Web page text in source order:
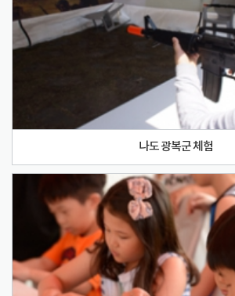
나도 광복군 체험